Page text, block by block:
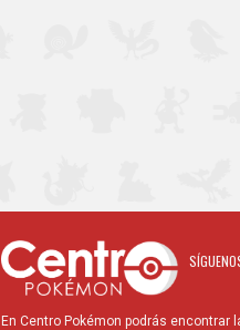
En Centro Pokémon podrás